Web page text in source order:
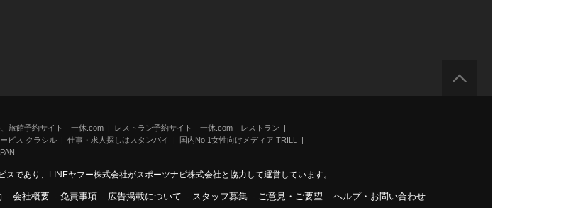
、旅館予約サイト 一休.com
レストラン予約サイト 一休.com レストラン
ビス クラシル 仕事・求人探しはスタンバイ
国内No.1女性向けメディア TRILL
スであり、LINEヤフー株式会社がスポーツナビ株式会社と協力して運営しています。
- 会社概要 - 免責事項 - 広告掲載について - スタッフ募集 - ご意見・ご要望 - ヘルプ・お問い合わせ